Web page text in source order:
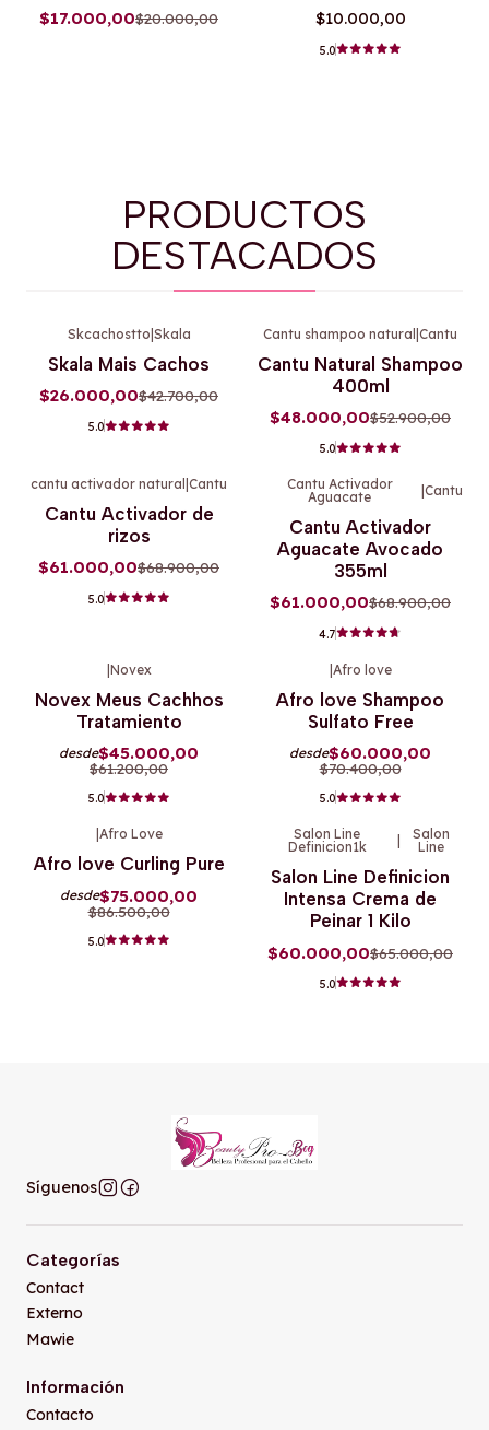
$17.000,00$20.000,00 $10.000,00
5.0
PRODUCTOS
DESTACADOS
Skcachostto|Skala
Skala Mais Cachos
$26.000,00$42.700,00
5.0
Cantu shampoo natural|Cantu
Cantu Natural Shampoo
400ml
$48.000,00$52.900,00
5.0
cantu activador natural Cantu
Cantu Activador de
rizos
$61.000,00$68.900,00
5.0
-11%OFF
Cantu Activador
Aguacate
Cantu
Cantu Activador
Aguacate Avocado
355ml
$61.000,00$68.900,00
4.7
|Novex
Novex Meus Cachhos
Tratamiento
desde$45.000,00
$61.200,00
5.0
|Afro love
Afro love Shampoo
Sulfato Free
desde$60.000,00
$70.400,00
5.0
Afro Love
Afro love Curling Pure
desde$75.000,00
$86.500,00
5.0
-8%OFF
Salon Line
Definicion1k
Salon
Line
Salon Line Definicion
Intensa Crema de
Peinar 1 Kilo
$60.000,00$65.000,00
5.0
Síguenos
Categorías
Contact
Externo
Mawie
Información
Contacto